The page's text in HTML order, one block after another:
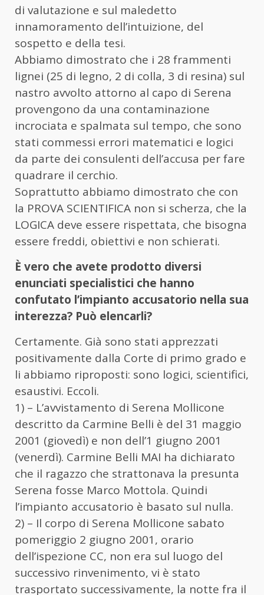
di valutazione e sul maledetto
innamoramento dell’intuizione, del
sospetto e della tesi.
Abbiamo dimostrato che i 28 frammenti
lignei (25 di legno, 2 di colla, 3 di resina) sul
nastro avvolto attorno al capo di Serena
provengono da una contaminazione
incrociata e spalmata sul tempo, che sono
stati commessi errori matematici e logici
da parte dei consulenti dell’accusa per fare
quadrare il cerchio.
Soprattutto abbiamo dimostrato che con
la PROVA SCIENTIFICA non si scherza, che la
LOGICA deve essere rispettata, che bisogna
essere freddi, obiettivi e non schierati.
È vero che avete prodotto diversi
enunciati specialistici che hanno
confutato l’impianto accusatorio nella sua
interezza? Può elencarli?
Certamente. Già sono stati apprezzati
positivamente dalla Corte di primo grado e
li abbiamo riproposti: sono logici, scientifici,
esaustivi. Eccoli.
1) – L’avvistamento di Serena Mollicone
descritto da Carmine Belli è del 31 maggio
2001 (giovedì) e non dell’1 giugno 2001
(venerdì). Carmine Belli MAI ha dichiarato
che il ragazzo che strattonava la presunta
Serena fosse Marco Mottola. Quindi
l’impianto accusatorio è basato sul nulla.
2) – Il corpo di Serena Mollicone sabato
pomeriggio 2 giugno 2001, orario
dell’ispezione CC, non era sul luogo del
successivo rinvenimento, vi è stato
trasportato successivamente, la notte fra il